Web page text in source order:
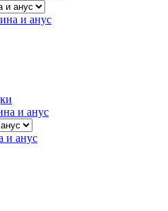
и анус
и анус